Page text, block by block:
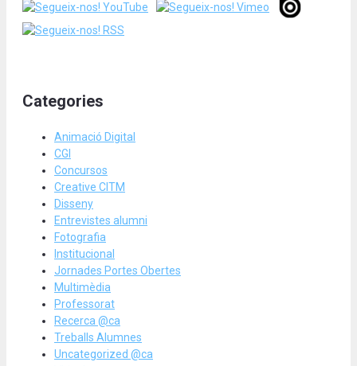
Categories
Animació Digital
CGI
Concursos
Creative CITM
Disseny
Entrevistes alumni
Fotografia
Institucional
Jornades Portes Obertes
Multimèdia
Professorat
Recerca @ca
Treballs Alumnes
Uncategorized @ca